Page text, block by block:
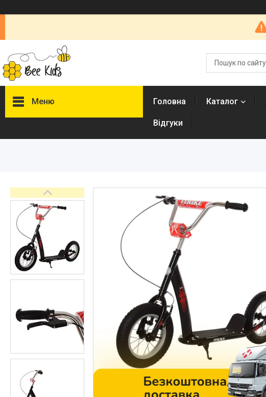
Меню
Документи
Відгуки
Контакти
Головна Каталог
Відгуки